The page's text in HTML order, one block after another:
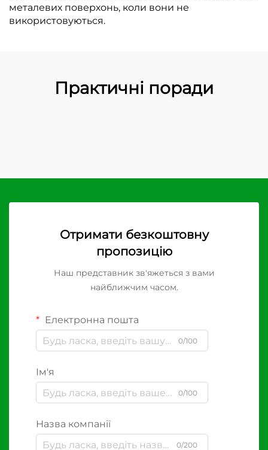
металевих поверхонь, коли вони не
використовуються.
Практичні поради
Отримати безкоштовну
пропозицію
Наш представник зв'яжеться з вами
найближчим часом.
Електронна пошта
0/100
Ім'я
0/100
Назва компанії
0/200